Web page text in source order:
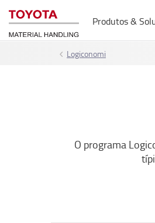
Produtos &
Logiconomi
O programa